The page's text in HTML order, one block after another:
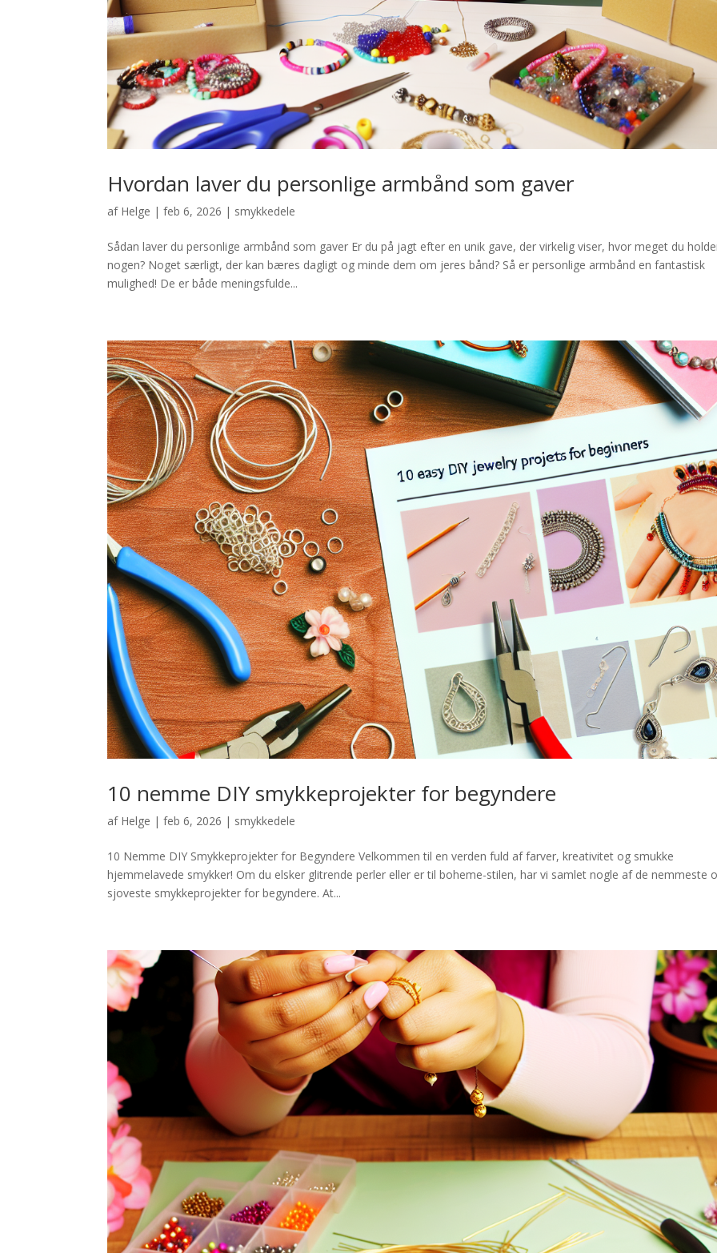
Hvordan laver du personlige armbånd som gaver
af Helge |feb 6, 2026 | smykkedele
Sådan laver du personlige armbånd som gaver Er du på jagt efter en unik gave, der virkelig viser, hvor meget du
nogen? Noget særligt, der kan bæres dagligt og minde dem om jeres bånd? Så er personlige armbånd en fantastisk
mulighed! De er både meningsfulde...
10 nemme DIY smykkeprojekter for begyndere
af Helge |feb 6, 2026 | smykkedele
10 Nemme DIY Smykkeprojekter for Begyndere Velkommen til en verden fuld af farver, kreativitet og smukke
hjemmelavede smykker! Om du elsker glitrende perler eller er til boheme-stilen, har vi samlet nogle af de nemmeste
sjoveste smykkeprojekter for begyndere. At...